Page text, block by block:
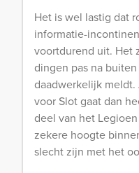
Het is wel lastig dat
informatie-
voortdurend uit. Het
dingen pas na
daadwerkelijk
voor Slot gaat dan
deel van het
zekere hoogte
slecht zijn met het